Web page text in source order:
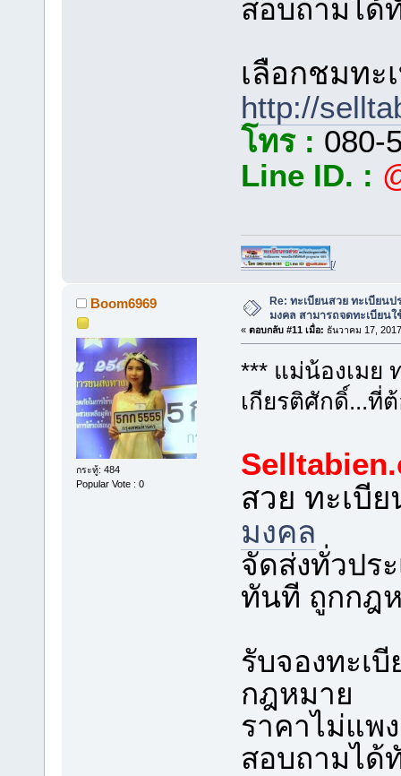
สอบถามได้
เลือกชมทะ
http://
โทร : 080-
Line ID. :
[/
Boom6969
กระทู้: 484
Popular Vote : 0
Re: ทะเบียนสวย ทะเบียน
มงคล สามารถจดทะเบียน
« ตอบกลับ #11 เมื่อ: ธันวาคม 17,
*** แม่น้องเมย
เกียรติศักดิ์...ที่
สวย ทะเบี
มงคล
จัดส่งทั่วปร
ทันที ถูกกฎ
รับจองทะเ
กฎหมาย
ราคาไม่แพ
สอบถามได้